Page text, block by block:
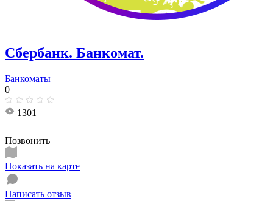
Сбербанк. Банкомат.
Банкоматы
0
1301
Позвонить
Показать на карте
Написать отзыв